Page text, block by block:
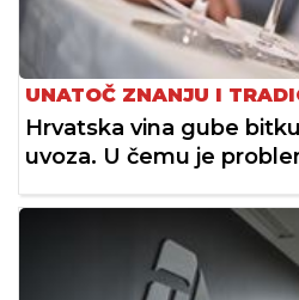
UNATOČ ZNANJU I
Hrvatska vina gube
uvoza. U čemu je